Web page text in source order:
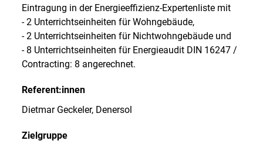
Eintragung in der Energieeffizienz-Expertenliste mit
- 2 Unterrichtseinheiten für Wohngebäude,
- 2 Unterrichtseinheiten für Nichtwohngebäude und
- 8 Unterrichtseinheiten für Energieaudit DIN 16247 /
Contracting: 8 angerechnet.
Referent:innen
Dietmar Geckeler, Denersol
Zielgruppe